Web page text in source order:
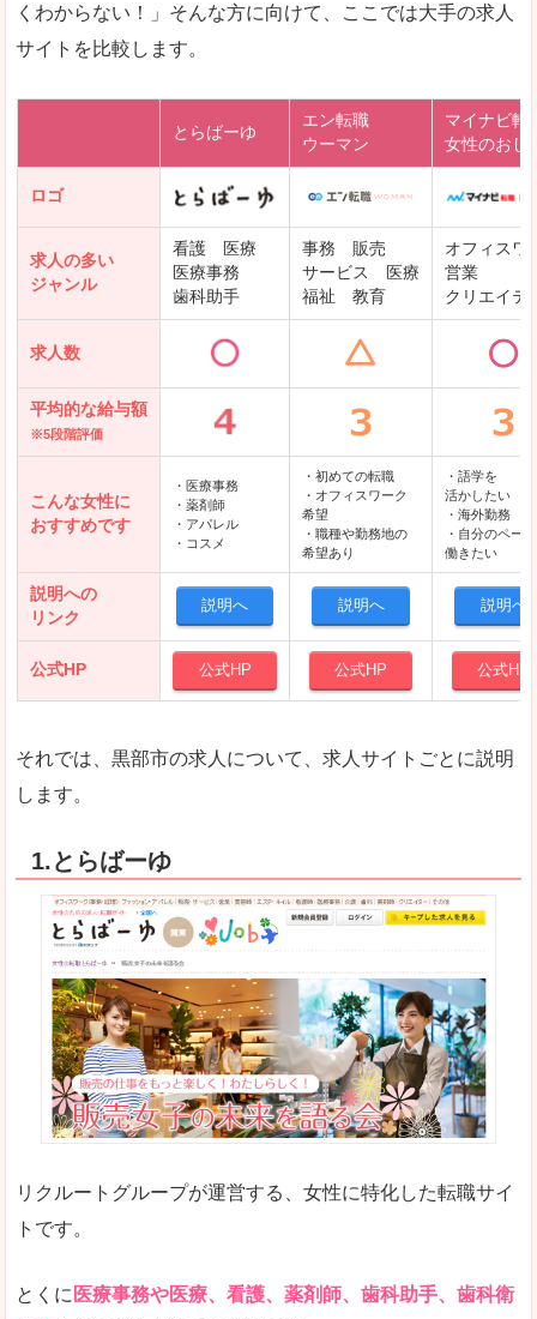
くわからない！」そんな方に向けて、ここでは大手の求人
サイトを比較します。
とらばーゆ
エン転職
ウーマン
マイナビ転
女性のおし
ロゴ
求人の多い
ジャンル
看護 医療
医療事務
歯科助手
事務 販売
サービス 医療
福祉 教育
オフィスワ
営業
クリエイテ
求人数
平均的な給与額
※5段階評価
こんな女性に
おすすめです
・医療事務
・薬剤師
・アパレル
・コスメ
・初めての転職
・オフィスワーク
希望
・職種や勤務地の
希望あり
・語学を
活かしたい
・海外勤務
・自分のペー
働きたい
説明への
リンク
説明へ 説明へ 説明へ
公式HP 公式HP 公式HP 公式HP
それでは、黒部市の求人について、求人サイトごとに説明
します。
1.とらばーゆ
リクルートグループが運営する、女性に特化した転職サイ
トです。
とくに 医療事務や医療、看護、薬剤師、歯科助手、歯科衛